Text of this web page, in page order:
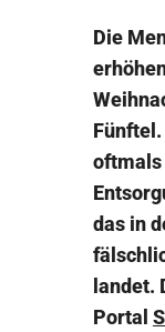
Die
das in
landet.
Portal